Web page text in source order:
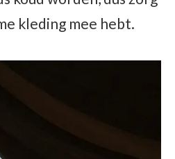
kleding mee hebt.